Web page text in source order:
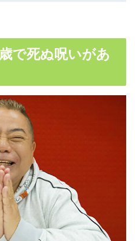
で死ぬ呪いがあ